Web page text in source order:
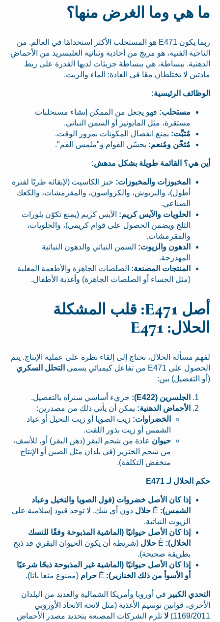
ما هي وما الغرض منها؟
ربما يكون E471 هو المستحلب الأكثر استخدامًا في العالم. من
الناحية الفنية، هو مزيج من أحادية وثنائية الغليسريد من الأحماض
الدهنية. ببساطة، هي ببساطة جزيئات لديها القدرة على ربط
مادتين لا تختلطان معًا في العادة: الماء والزيت.
الوظائف الرئيسية:
مستحلب: فهو يجعل من الممكن إنشاء مستحلبات
مستقرة، مثل المايونيز أو السمن النباتي.
مُثبِّت: يمنع انفصال المكونات بمرور الوقت.
مُثخّن ومُنعم: يحسّن القوام و"ملمس الفم".
أين هي؟ القائمة طويلة بشكل مدهش:
المخبوزات والمخبوزات: خبز الكاسيت (لإبقائه طريًا لفترة
أطول)، والبريوش، والكرواسون، والمقرمشات، والكعك
الصناعي.
الحلويات والآيس كريم: الآيس كريم (يمنع تكوّن بلورات
الثلج ويضمن الحصول على قوام كريمي)، والحلويات،
والمقرمشات.
الدهون والزيوت: السمن النباتي والدهون النباتية
المهدرجة.
المنتجات المصنعة: الصلصات الجاهزة والأطعمة المعلبة
(مثل الحساء أو الصلصات الجاهزة) وأغذية الأطفال.
أصل E471: قلب المشكلة
الحلال: E471
لفهم مسألة الحلال، نحتاج إلى إلقاء نظرة على عملية الإنتاج. يتم
الحصول على E471 من تفاعل كيميائي يسمى
التحلل السكري
(أو التفضيل) بين:
الجلسرين (E422):
جزيء أساسي سنراه بالتفصيل.
الأحماض الدهنية: يمكن أن يأتي ذلك من مصدرين:
الخضراوات: زيت الصويا أو زيت النخيل أو عباد
الشمس أو زيت بذور اللفت.
حيوان عادة من شحم البقر (دهن البقر) أو، للأسف،
من شحم الخنزير (في بلدان مثل الصين أو الإنتاج
منخفض التكلفة).
حكم الحلال لـ E471
إذا كان الأصل خضروات (فول الصويا والنخيل وعباد
الشمس):
حلال دون أي شك. لا توجد قيود إسلامية على
الزيوت النباتية.
إذا كان الأصل حيوانيًا (الماشية المذبوحة وفقًا للنسك
الحلال):
حلال (شريطة أن يكون الحيوان البقري قد ذبح
بطريقة صحيحة).
إذا كان الأصل حيوانيًا (الماشية غير المذبوحة ذبحًا شرعيًا
أو الأسوأ من ذلك الخنازير):
حرام (ممنوع منعا باتا).
التحدي الكبير في أوروبا وأمريكا الشمالية والعديد من البلدان
الأخرى، قوانين توسيم الأغذية (مثل لائحة الاتحاد الأوروبي
1169/2011) لا تلزم الشركات المصنعة بتحديد مصدر الأحماض